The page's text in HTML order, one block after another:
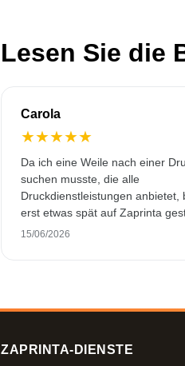
Lesen Sie die
Carola
★★★★★
Da ich eine Weile nach einer
suchen musste, die alle
Druckdienstleistungen anbietet,
erst etwas spät auf Zaprinta
Trotzdem haben sie es
15/06/2026
ZAPRINTA-DIENSTE